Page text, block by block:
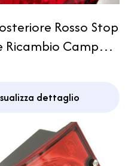
Rosso Stop
Ricambio Camper
Trigano SEA
dettaglio